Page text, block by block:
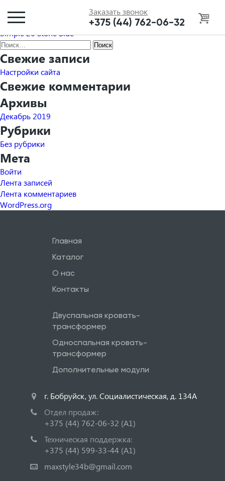
Заказать звонок
+375 (44) 762-06-32
Simple 20 Seal
Навигация
по
записям
Simple 29 Smoke
Simple 26 Stone Blue
Найти:
Свежие записи
Настройки сайта
Свежие комментарии
Архивы
Декабрь 2019
Рубрики
Без рубрики
Мета
Войти
Лента записей
Лента комментариев
WordPress.org
Главная
Каталог
О нас
Контакты
Двуспальная кровать-
трансформер
Односпальная кровать-
трансформер
Дополнительные модули
г. Бобруйск, ул. Социалистическая, д. 134А
Отдел продаж:
+375 (44) 762-06-32 (A1)
Техническая поддержка:
+375 (44) 599-33-44 (A1)
maxstyle34b@gmail.com